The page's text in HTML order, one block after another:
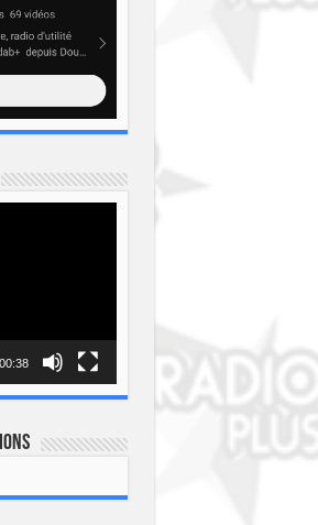
00:38